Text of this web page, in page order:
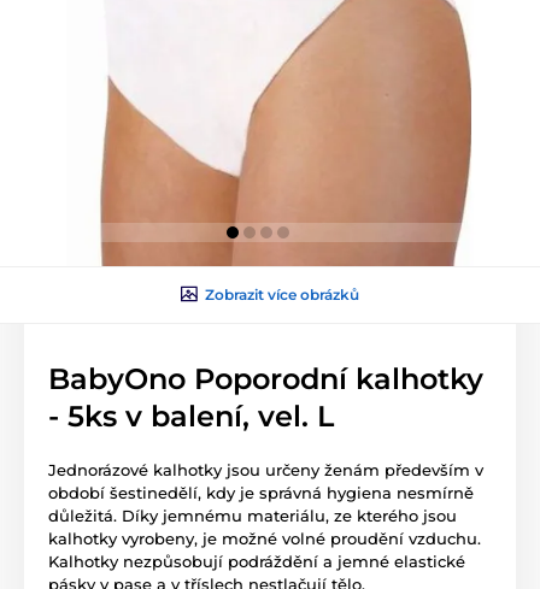
Zobrazit více obrázků
BabyOno Poporodní kalhotky
- 5ks v balení, vel. L
Jednorázové kalhotky jsou určeny ženám především v
období šestinedělí, kdy je správná hygiena nesmírně
důležitá. Díky jemnému materiálu, ze kterého jsou
kalhotky vyrobeny, je možné volné proudění vzduchu.
Kalhotky nezpůsobují podráždění a jemné elastické
pásky v pase a v tříslech nestlačují tělo.